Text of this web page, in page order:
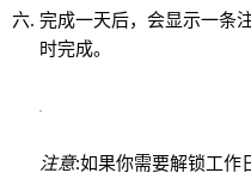
完成一天后，会显示一条
时完成。
注意:如果你需要解锁工作